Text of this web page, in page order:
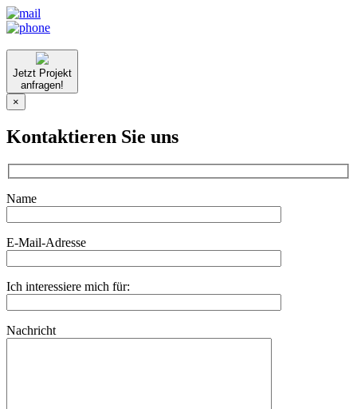
Jetzt Projekt
anfragen!
×
Kontaktieren Sie uns
Name
E-Mail-Adresse
Ich interessiere mich für:
Nachricht